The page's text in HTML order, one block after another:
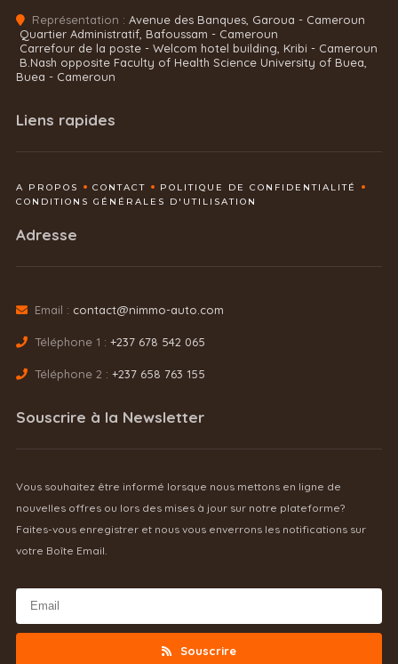
Représentation : Avenue des Banques, Garoua - Cameroun
Quartier Administratif, Bafoussam - Cameroun
Carrefour de la poste - Welcom hotel building, Kribi - Cameroun
B.Nash opposite Faculty of Health Science University of Buea,
Buea - Cameroun
Liens rapides
A PROPOS CONTACT
POLITIQUE DE CONFIDENTIALITÉ
CONDITIONS GÉNÉRALES D'UTILISATION
Adresse
Email : contact@nimmo-auto.com
Téléphone 1 : +237 678 542 065
Téléphone 2 : +237 658 763 155
Souscrire à la Newsletter
Vous souhaitez être informé lorsque nous mettons en ligne de
nouvelles offres ou lors des mises à jour sur notre plateforme?
Faites-vous enregistrer et nous vous enverrons les notifications sur
votre Boîte Email.
Souscrire